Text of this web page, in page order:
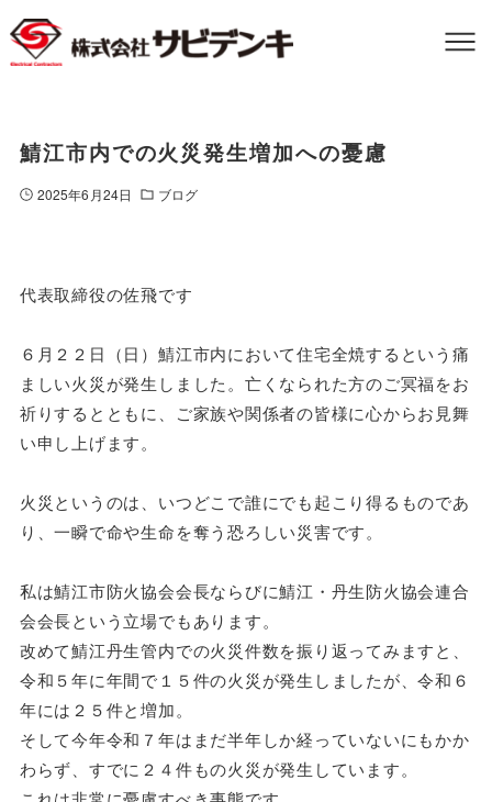
鯖江市内での火災発生増加への憂慮
2025年6月24日 ブログ
代表取締役の佐飛です
６月２２日（日）鯖江市内において住宅全焼するという痛
ましい火災が発生しました。亡くなられた方のご冥福をお
祈りするとともに、ご家族や関係者の皆様に心からお見舞
い申し上げます。
火災というのは、いつどこで誰にでも起こり得るものであ
り、一瞬で命や生命を奪う恐ろしい災害です。
私は鯖江市防火協会会長ならびに鯖江・丹生防火協会連合
会会長という立場でもあります。
改めて鯖江丹生管内での火災件数を振り返ってみますと、
令和５年に年間で１５件の火災が発生しましたが、令和６
年には２５件と増加。
そして今年令和７年はまだ半年しか経っていないにもかか
わらず、すでに２４件もの火災が発生しています。